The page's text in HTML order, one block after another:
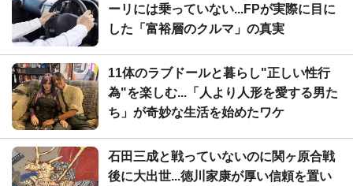
ーリには乗っていない...FPが実際に目に
した「富裕層のクルマ」の真実
11体のラブドールと暮らし"正しい性行
為"を楽しむ...「人より人形を愛する男た
ち」が奇妙な生活を始めたワケ
石田三成と戦っていないのに関ヶ原合戦
後に大出世...徳川家康が厚い信頼を置い